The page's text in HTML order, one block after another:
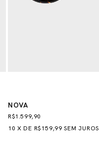
NOVA
R$1.599,90
10 XDE R$159,99 SEM JUROS